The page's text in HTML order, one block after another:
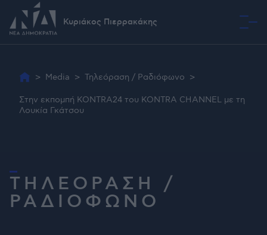
Κυριάκος Πιερρακάκης Όραμα
> Media > Τηλεόραση / Ραδιόφωνο >
Στην εκπομπή KONTRA24 του KONTRA CHANNEL με τη
Λουκία Γκάτσου
ΤΗΛΕΟΡΑΣΗ /
ΡΑΔΙΟΦΩΝΟ